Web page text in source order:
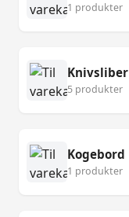
1 produkter
Knivsliber
5 produkter
Kogebord
1 produkter